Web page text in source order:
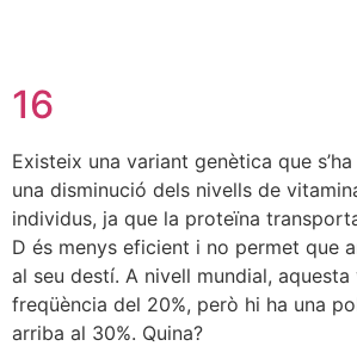
16
Existeix una variant genètica que
una disminució dels nivells de
individus, ja que la proteïna
D és menys eficient i no permet que
al seu destí. A nivell mundial,
freqüència del 20%, però hi ha una
arriba al 30%. Quina?